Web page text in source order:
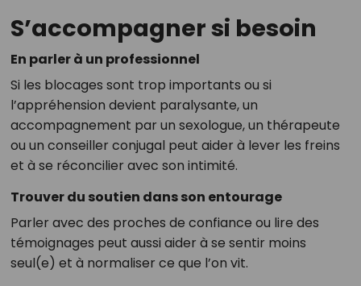
S’accompagner si besoin
En parler à un professionnel
Si les blocages sont trop importants ou si
l’appréhension devient paralysante, un
accompagnement par un sexologue, un thérapeute
ou un conseiller conjugal peut aider à lever les freins
et à se réconcilier avec son intimité.
Trouver du soutien dans son entourage
Parler avec des proches de confiance ou lire des
témoignages peut aussi aider à se sentir moins
seul(e) et à normaliser ce que l’on vit.